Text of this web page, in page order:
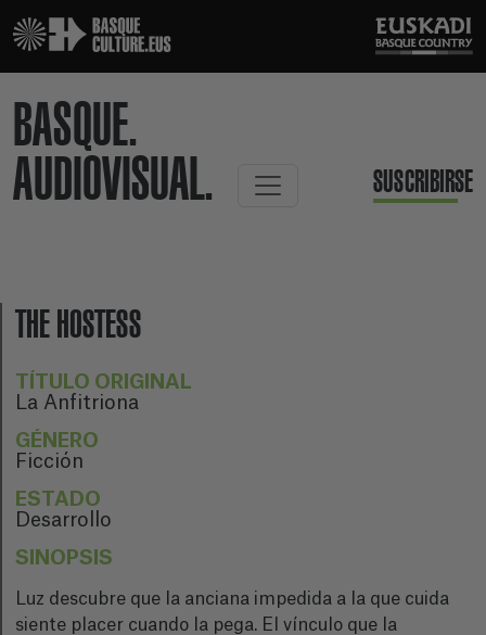
BASQUE.
AUDIOVISUAL.
SUSCRIBIRSE
THE HOSTESS
TÍTULO ORIGINAL
La Anfitriona
GÉNERO
Ficción
ESTADO
Desarrollo
SINOPSIS
Luz descubre que la anciana impedida a la que cuida
siente placer cuando la pega. El vínculo que la